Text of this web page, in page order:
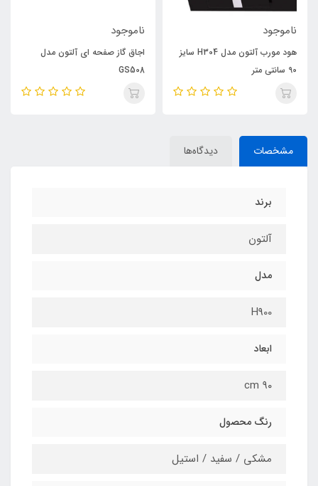
ناموجود
هود مورب آلتون مدل H304 سایز
90 سانتی متر
ناموجود
اجاق گاز صفحه ای آلتون مدل
GS508
مشخصات دیدگاه‌ها
برند
آلتون
مدل
H900
ابعاد
۹۰ cm
رنگ محصول
مشکی / سفید / استیل